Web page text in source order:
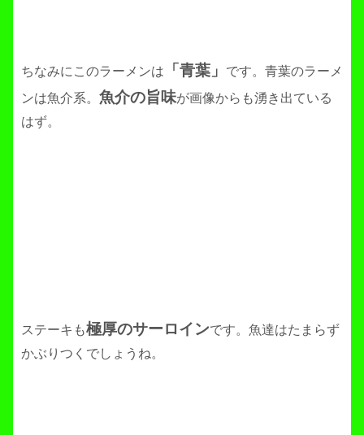
ちなみにこのラーメンは 「青葉」
です。青葉のラーメ
ンは魚介系。 魚介の旨味が画像からも湧き出ている
はず。
ステーキも極厚のサーロインです。魚達はたまらず
かぶりつくでしょうね。